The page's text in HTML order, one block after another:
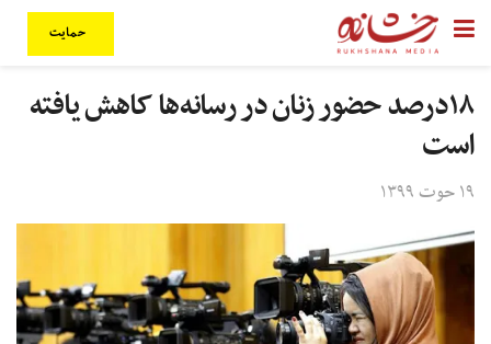
حمایت
۱۸درصد حضور زنان در رسانه‌ها کاهش یافته
است
۱۹ حوت ۱۳۹۹